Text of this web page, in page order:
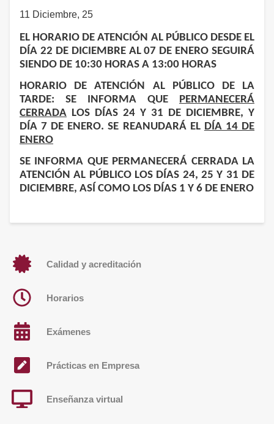
11 Diciembre, 25
EL HORARIO DE ATENCIÓN AL PÚBLICO DESDE EL
DÍA 22 DE DICIEMBRE AL 07 DE ENERO SEGUIRÁ
SIENDO DE 10:30 HORAS A 13:00 HORAS
HORARIO DE ATENCIÓN AL PÚBLICO DE LA
TARDE: SE INFORMA QUE PERMANECERÁ
CERRADA LOS DÍAS 24 Y 31 DE DICIEMBRE, Y
DÍA 7 DE ENERO.SE REANUDARÁ EL DÍA 14 DE
ENERO
SE INFORMA QUE PERMANECERÁ CERRADA LA
ATENCIÓN AL PÚBLICO LOS DÍAS 24, 25 Y 31 DE
DICIEMBRE, ASÍ COMO LOS DÍAS 1 Y 6 DE ENERO
Calidad y acreditación
Horarios
Exámenes
Prácticas en Empresa
Enseñanza virtual